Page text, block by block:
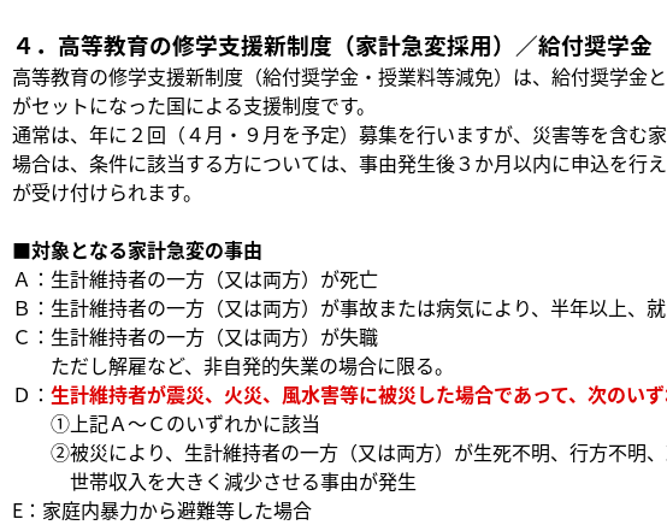
４．高等教育の修学支援新制度（家計急変採用）／給付奨学金
高等教育の修学支援新制度（給付奨学金・授業料等減免）は、給付奨学金
がセットになった国による支援制度です。
通常は、年に２回（４月・９月を予定）募集を行いますが、災害等を含む
場合は、条件に該当する方については、事由発生後３か月以内に申込を行
が受け付けられます。
■対象となる家計急変の事由
Ａ：生計維持者の一方（又は両方）が死亡
Ｂ：生計維持者の一方（又は両方）が事故または病気により、半年以上、
Ｃ：生計維持者の一方（又は両方）が失職
ただし解雇など、非自発的失業の場合に限る。
Ｄ： 生計維持者が震災、火災、風水害等に被災した場合であって、次のい
①上記Ａ～Ｃのいずれかに該当
②被災により、生計維持者の一方（又は両方）が生死不明、行方不明
世帯収入を大きく減少させる事由が発生
E：家庭内暴力から避難等した場合